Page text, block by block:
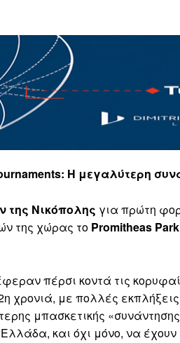
Η μεγαλύτερη
της Νικόπολης για πρώτη
της χώρας το Promitheas
πέρσι κοντά τις
χρονιά, με πολλές
μπασκετικής
και όχι μόνο, να